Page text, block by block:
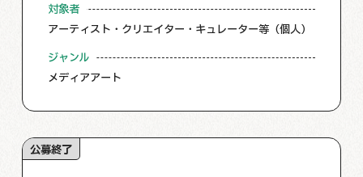
対象者
アーティスト・クリエイター・キュレーター等（個人）
ジャンル
メディアアート
公募終了